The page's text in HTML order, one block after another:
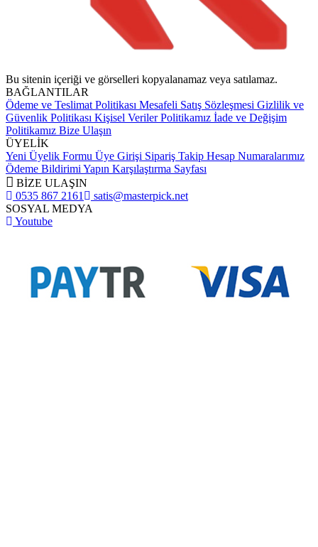
Bu sitenin içeriği ve görselleri kopyalanamaz veya satılamaz.
BAĞLANTILAR
Ödeme ve Teslimat Politikası Mesafeli Satış Sözleşmesi Gizlilik ve
Güvenlik Politikası Kişisel Veriler Politikamız İade ve Değişim
Politikamız Bize Ulaşın
ÜYELİK
Yeni Üyelik Formu Üye Girişi Sipariş Takip Hesap Numaralarımız
Ödeme Bildirimi Yapın Karşılaştırma Sayfası
BİZE ULAŞIN
0535 867 2161
satis@masterpick.net
SOSYAL MEDYA
Youtube